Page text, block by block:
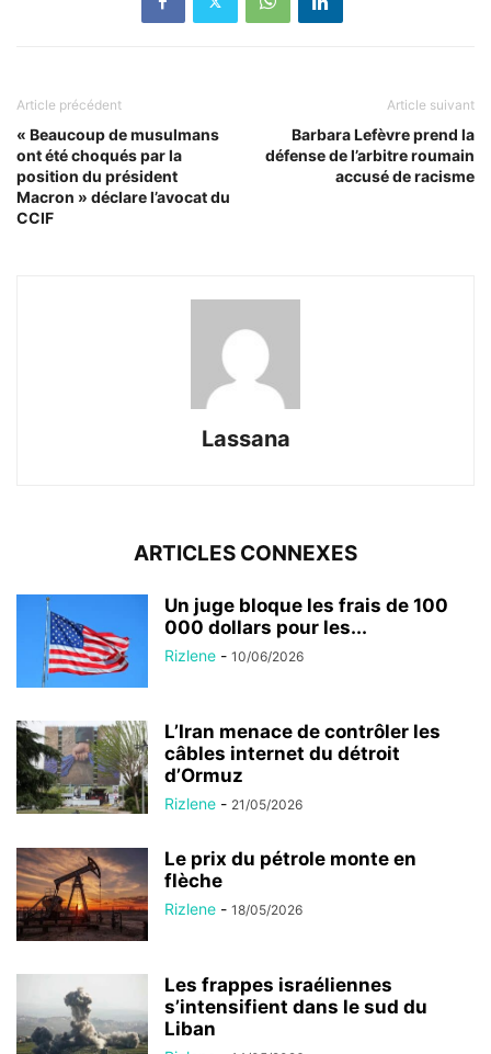
Article précédent
« Beaucoup de musulmans
ont été choqués par la
position du président
Macron » déclare l’avocat du
CCIF
Article suivant
Barbara Lefèvre prend la
défense de l’arbitre roumain
accusé de racisme
Lassana
ARTICLES CONNEXES
Un juge bloque les frais de 100
000 dollars pour les...
Rizlene - 10/06/2026
L’Iran menace de contrôler les
câbles internet du détroit
d’Ormuz
Rizlene - 21/05/2026
Le prix du pétrole monte en
flèche
Rizlene - 18/05/2026
Les frappes israéliennes
s’intensifient dans le sud du
Liban